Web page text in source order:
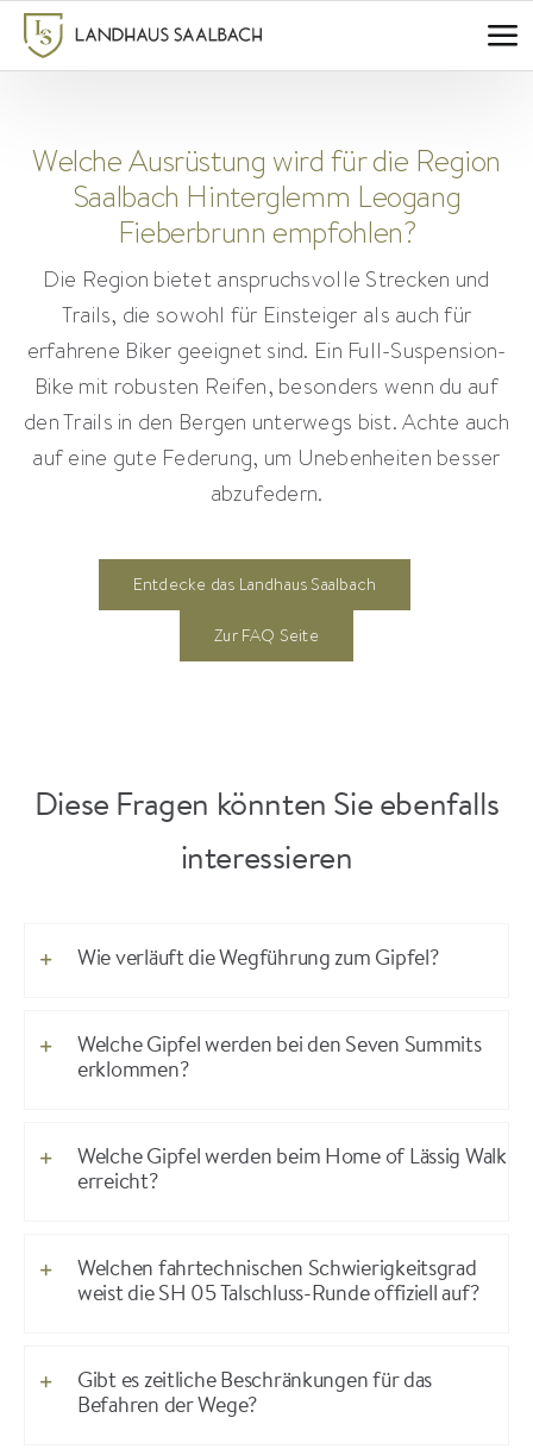
Zum
Inhalt
Welche Ausrüstung wird für die Region
Saalbach Hinterglemm Leogang
Fieberbrunn empfohlen?
Die Region bietet anspruchsvolle Strecken und
Trails, die sowohl für Einsteiger als auch für
erfahrene Biker geeignet sind. Ein Full-Suspension-
Bike mit robusten Reifen, besonders wenn du auf
den Trails in den Bergen unterwegs bist. Achte auch
auf eine gute Federung, um Unebenheiten besser
abzufedern.
Entdecke das Landhaus Saalbach
Zur FAQ Seite
Diese Fragen könnten Sie ebenfalls
interessieren
Wie verläuft die Wegführung zum Gipfel?
Welche Gipfel werden bei den Seven Summits
erklommen?
Welche Gipfel werden beim Home of Lässig Walk
erreicht?
Welchen fahrtechnischen Schwierigkeitsgrad
weist die SH 05 Talschluss-Runde offiziell auf?
Gibt es zeitliche Beschränkungen für das
Befahren der Wege?